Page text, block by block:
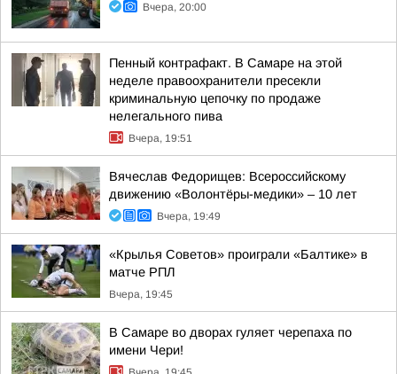
Вчера, 20:00
Пенный контрафакт. В Самаре на этой
неделе правоохранители пресекли
криминальную цепочку по продаже
нелегального пива
Вчера, 19:51
Вячеслав Федорищев: Всероссийскому
движению «Волонтёры-медики» – 10 лет
Вчера, 19:49
«Крылья Советов» проиграли «Балтике» в
матче РПЛ
Вчера, 19:45
В Самаре во дворах гуляет черепаха по
имени Чери!